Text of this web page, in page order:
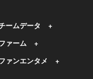
ームデータ
ァーム
ァンエンタメ